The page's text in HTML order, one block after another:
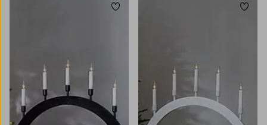
Tilføj til favoritter